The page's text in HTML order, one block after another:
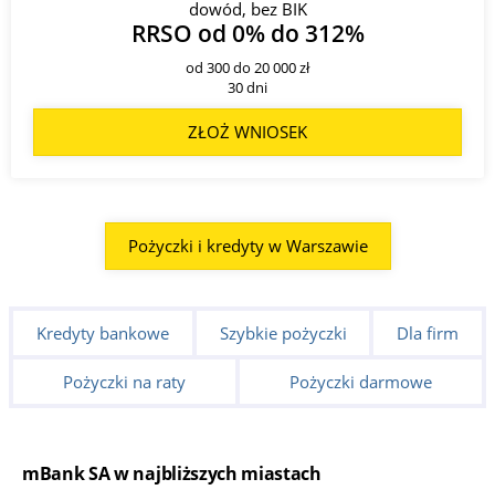
ul. Prosta 20, 00-850 Warszawa;
801 300 800;
19 V Oddział Korporacyjny Warszawa
Adres:ul. Prosta 68, 00-838 Warszawa;
20 I Filia w Warszawie (OddziałKorporacyjny
Bydgoszcz)
21 Placówka mFinanse
Adres:ul. Zygmunta Słomińskiego 7, 00-195 Warszawa;
dowód, bez BIK
RRSO od 0% do 312%
od 300 do 20 000 zł
30 dni
ZŁOŻ WNIOSEK
Pożyczki i kredyty w Warszawie
Kredyty bankowe Szybkie pożyczki Dla firm
Pożyczki na raty Pożyczki darmowe
mBank SA w najbliższych miastach